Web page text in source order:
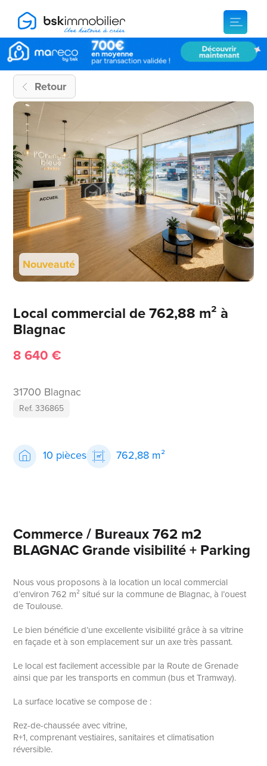
Retour
Nouveauté
Local commercial de 762,88 m² à
Blagnac
8 640 €
31700 Blagnac
Ref. 336865
10 pièces 762,88 m²
Commerce / Bureaux 762 m2
BLAGNAC Grande visibilité + Parking
Nous vous proposons à la location un local commercial
d’environ 762 m² situé sur la commune de Blagnac, à l’ouest
de Toulouse.
Le bien bénéficie d’une excellente visibilité grâce à sa vitrine
en façade et à son emplacement sur un axe très passant.
Le local est facilement accessible par la Route de Grenade
ainsi que par les transports en commun (bus et Tramway).
La surface locative se compose de :
Rez-de-chaussée avec vitrine,
R+1, comprenant vestiaires, sanitaires et climatisation
réversible.